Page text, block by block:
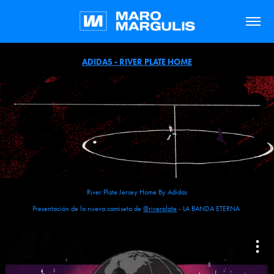
ADIDAS - RIVER PLATE HOME
River Plate Jersey Home By Adidas
Presentación de la nueva camiseta de @riverplate - LA BANDA ETERNA